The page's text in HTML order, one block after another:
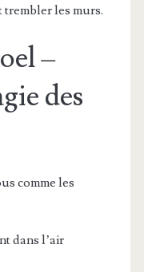
les murs.
–
des
comme les
dans l’air